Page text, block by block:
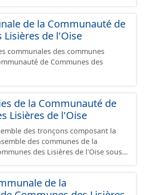
périmètres du
de la Communauté de
Lisières de l'Oise
communales des communes
de Communes des
de la Communauté de
Lisières de l'Oise
des tronçons composant la
des communes de la
des Lisières de l'Oise sous
Un tronçon appartient à une ou
de la